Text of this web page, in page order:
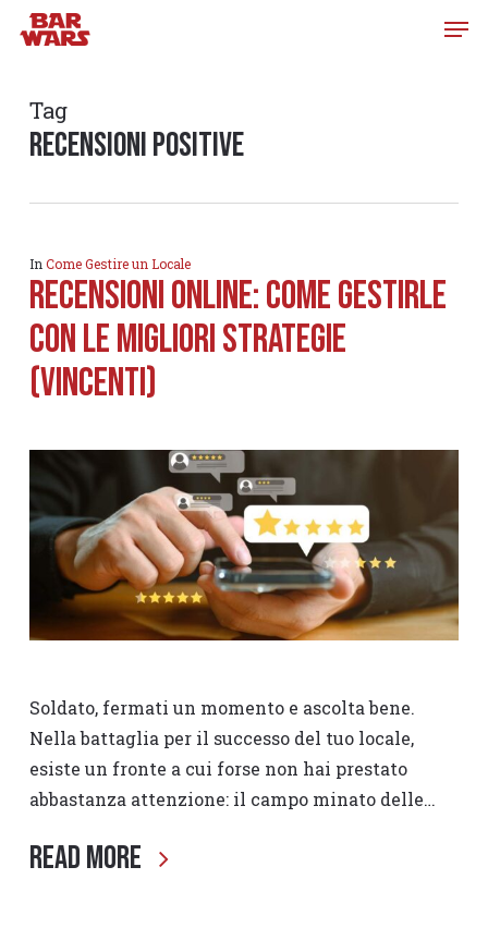
Skip
content
Tag
recensioni positive
In Come Gestire un Locale
Recensioni Online: come gestirle
con le migliori strategie
(vincenti)
Soldato, fermati un momento e ascolta bene.
Nella battaglia per il successo del tuo locale,
esiste un fronte a cui forse non hai prestato
abbastanza attenzione: il campo minato delle…
Read More